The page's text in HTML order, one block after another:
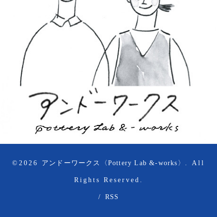
©2026 アンドーワークス〈Pottery Lab &-works〉 . All
Rights Reserved.
/ RSS